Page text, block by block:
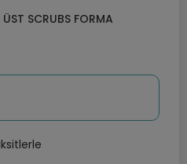
ÜST SCRUBS FORMA